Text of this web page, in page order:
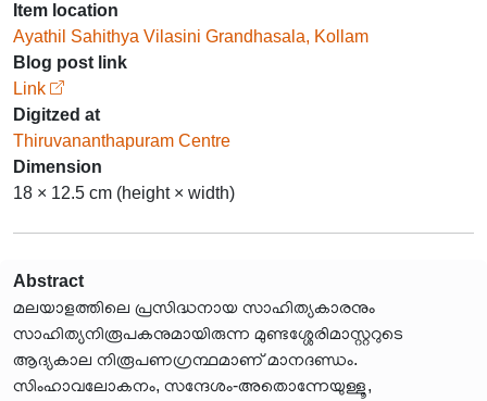
Item location
Ayathil Sahithya Vilasini Grandhasala, Kollam
Blog post link
Link
Digitzed at
Thiruvananthapuram Centre
Dimension
18 × 12.5 cm (height × width)
Abstract
മലയാളത്തിലെ പ്രസിദ്ധനായ സാഹിത്യകാരനും
സാഹിത്യനിരൂപകനുമായിരുന്ന മുണ്ടശ്ശേരിമാസ്റ്ററുടെ
ആദ്യകാല നിരൂപണഗ്രന്ഥമാണ് മാനദണ്ഡം.
സിംഹാവലോകനം, സന്ദേശം-അതൊന്നേയുള്ളൂ,